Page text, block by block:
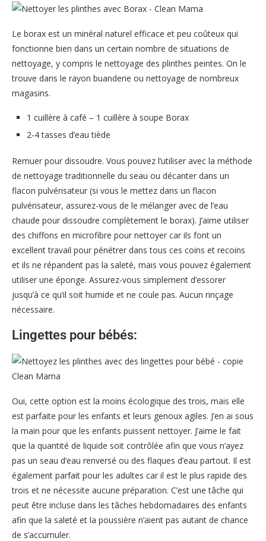
Le borax est un minéral naturel efficace et peu coûteux qui
fonctionne bien dans un certain nombre de situations de
nettoyage, y compris le nettoyage des plinthes peintes. On le
trouve dans le rayon buanderie ou nettoyage de nombreux
magasins.
1 cuillère à café – 1 cuillère à soupe Borax
2-4 tasses d’eau tiède
Remuer pour dissoudre. Vous pouvez l’utiliser avec la méthode
de nettoyage traditionnelle du seau ou décanter dans un
flacon pulvérisateur (si vous le mettez dans un flacon
pulvérisateur, assurez-vous de le mélanger avec de l’eau
chaude pour dissoudre complètement le borax). J’aime utiliser
des chiffons en microfibre pour nettoyer car ils font un
excellent travail pour pénétrer dans tous ces coins et recoins
et ils ne répandent pas la saleté, mais vous pouvez également
utiliser une éponge. Assurez-vous simplement d’essorer
jusqu’à ce qu’il soit humide et ne coule pas. Aucun rinçage
nécessaire.
Lingettes pour bébés:
Oui, cette option est la moins écologique des trois, mais elle
est parfaite pour les enfants et leurs genoux agiles. J’en ai sous
la main pour que les enfants puissent nettoyer. J’aime le fait
que la quantité de liquide soit contrôlée afin que vous n’ayez
pas un seau d’eau renversé ou des flaques d’eau partout. Il est
également parfait pour les adultes car il est le plus rapide des
trois et ne nécessite aucune préparation. C’est une tâche qui
peut être incluse dans les tâches hebdomadaires des enfants
afin que la saleté et la poussière n’aient pas autant de chance
de s’accumuler.